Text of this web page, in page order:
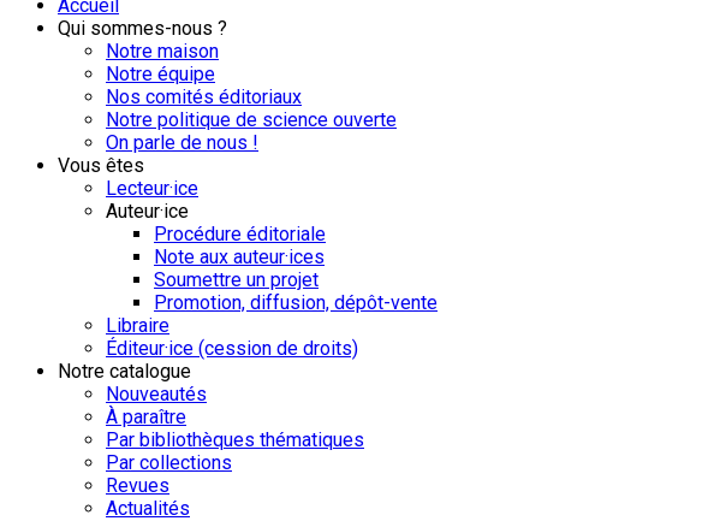
Accueil
Qui sommes-nous ?
Notre maison
Notre équipe
Nos comités éditoriaux
Notre politique de science ouverte
On parle de nous !
Vous êtes
Lecteur·ice
Auteur·ice
Procédure éditoriale
Note aux auteur·ices
Soumettre un projet
Promotion, diffusion, dépôt-vente
Libraire
Éditeur·ice (cession de droits)
Notre catalogue
Nouveautés
À paraître
Par bibliothèques thématiques
Par collections
Revues
Actualités